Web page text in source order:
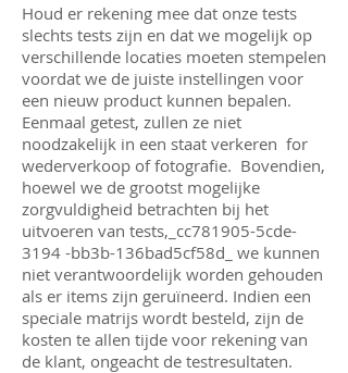
Houd er rekening mee dat onze tests
slechts tests zijn en dat we mogelijk op
verschillende locaties moeten stempelen
voordat we de juiste instellingen voor
een nieuw product kunnen bepalen.
Eenmaal getest, zullen ze niet
noodzakelijk in een staat verkeren for
wederverkoop of fotografie. Bovendien,
hoewel we de grootst mogelijke
zorgvuldigheid betrachten bij het
uitvoeren van tests,_cc781905-5cde-
3194 -bb3b-136bad5cf58d_ we kunnen
niet verantwoordelijk worden gehouden
als er items zijn geruïneerd. Indien een
speciale matrijs wordt besteld, zijn de
kosten te allen tijde voor rekening van
de klant, ongeacht de testresultaten.